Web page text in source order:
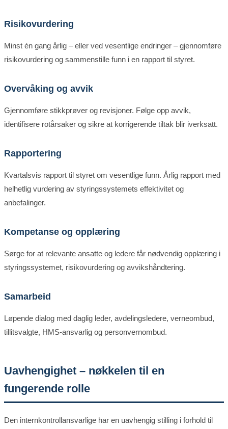
Risikovurdering
Minst én gang årlig – eller ved vesentlige endringer – gjennomføre
risikovurdering og sammenstille funn i en rapport til styret.
Overvåking og avvik
Gjennomføre stikkprøver og revisjoner. Følge opp avvik,
identifisere rotårsaker og sikre at korrigerende tiltak blir iverksatt.
Rapportering
Kvartalsvis rapport til styret om vesentlige funn. Årlig rapport med
helhetlig vurdering av styringssystemets effektivitet og
anbefalinger.
Kompetanse og opplæring
Sørge for at relevante ansatte og ledere får nødvendig opplæring i
styringssystemet, risikovurdering og avvikshåndtering.
Samarbeid
Løpende dialog med daglig leder, avdelingsledere, verneombud,
tillitsvalgte, HMS-ansvarlig og personvernombud.
Uavhengighet – nøkkelen til en
fungerende rolle
Den internkontrollansvarlige har en uavhengig stilling i forhold til